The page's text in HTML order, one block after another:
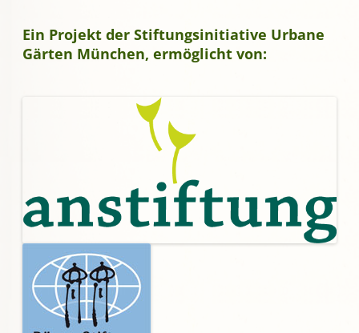
Ein Projekt der Stiftungsinitiative Urbane
Gärten München, ermöglicht von: